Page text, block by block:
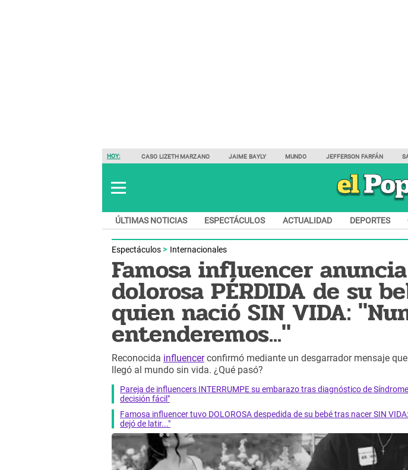
HOY: CASO LIZETH MARZANO JAIME BAYLY MUNDO JEFFERSON FARFÁN
ÚLTIMAS NOTICIAS ESPECTÁCULOS ACTUALIDAD DEPORTES
Espectáculos Internacionales
Famosa influencer
dolorosa PÉRDIDA de su
quien nació SIN VIDA:
entenderemos..."
Reconocida influencerconfirmó mediante un desgarrador mensaje
llegó al mundo sin vida. ¿Qué pasó?
Pareja de influencers INTERRUMPE su embarazo tras diagnóstico de
decisión fácil"
Famosa influencer tuvo DOLOROSA despedida de su bebé tras nacer SIN
dejó de latir..."